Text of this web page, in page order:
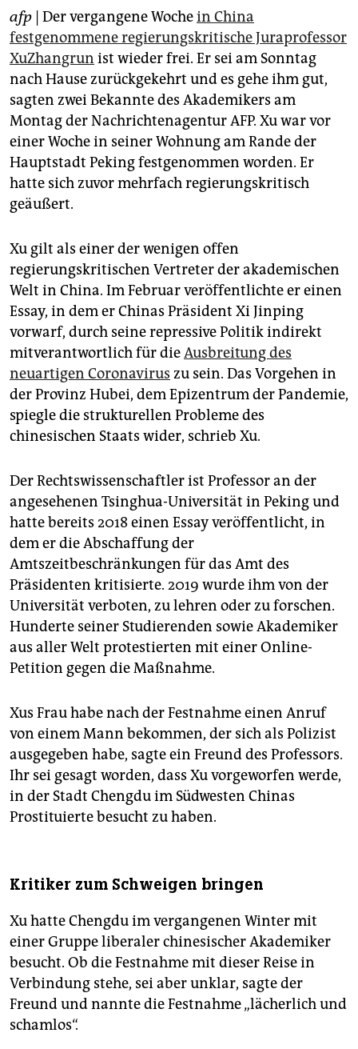
fragen & hilfe
unterstützen
abo
genossenschaft
epaper login
afp | Der vergangene Wochein China
festgenommene regierungskritische Juraprofessor
XuZhangrun ist wieder frei. Er sei am Sonntag
nach Hause zurückgekehrt und es gehe ihm gut,
sagten zwei Bekannte des Akademikers am
Montag der Nachrichtenagentur AFP. Xu war vor
einer Woche in seiner Wohnung am Rande der
Hauptstadt Peking festgenommen worden. Er
hatte sich zuvor mehrfach regierungskritisch
geäußert.
Xu gilt als einer der wenigen offen
regierungskritischen Vertreter der akademischen
Welt in China. Im Februar veröffentlichte er einen
Essay, in dem er Chinas Präsident Xi Jinping
vorwarf, durch seine repressive Politik indirekt
mitverantwortlich für dieAusbreitung des
neuartigen Coronavirus zu sein. Das Vorgehen in
der Provinz Hubei, dem Epizentrum der Pandemie,
spiegle die strukturellen Probleme des
chinesischen Staats wider, schrieb Xu.
Der Rechtswissenschaftler ist Professor an der
angesehenen Tsinghua-Universität in Peking und
hatte bereits 2018 einen Essay veröffentlicht, in
dem er die Abschaffung der
Amtszeitbeschränkungen für das Amt des
Präsidenten kritisierte. 2019 wurde ihm von der
Universität verboten, zu lehren oder zu forschen.
Hunderte seiner Studierenden sowie Akademiker
aus aller Welt protestierten mit einer Online-
Petition gegen die Maßnahme.
Xus Frau habe nach der Festnahme einen Anruf
von einem Mann bekommen, der sich als Polizist
ausgegeben habe, sagte ein Freund des Professors.
Ihr sei gesagt worden, dass Xu vorgeworfen werde,
in der Stadt Chengdu im Südwesten Chinas
Prostituierte besucht zu haben.
Kritiker zum Schweigen bringen
Xu hatte Chengdu im vergangenen Winter mit
einer Gruppe liberaler chinesischer Akademiker
besucht. Ob die Festnahme mit dieser Reise in
Verbindung stehe, sei aber unklar, sagte der
Freund und nannte die Festnahme „lächerlich und
schamlos“.